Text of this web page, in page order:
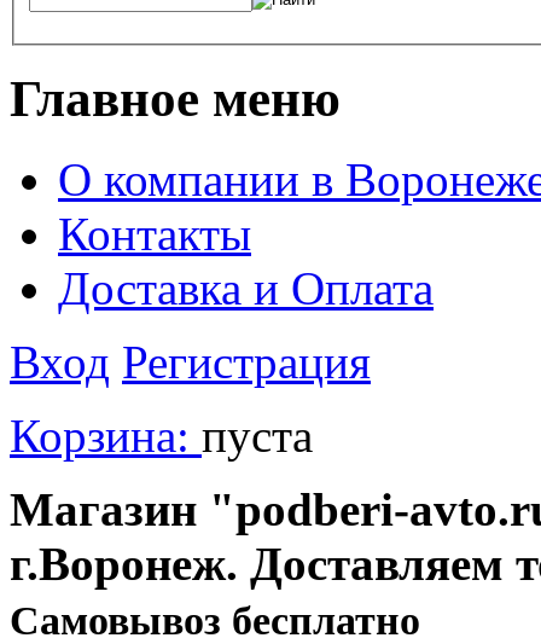
Главное меню
О компании в
Контакты
Доставка и Оплата
Вход Регистрация
Корзина: пуста
Магазин "podberi-
г.Воронеж. Доставляем
Cамовывоз бесплатно